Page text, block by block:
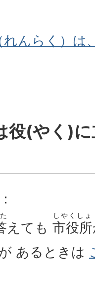
れんらく）は
役(やく)
えても 市役所
しやくしょ
あるときは